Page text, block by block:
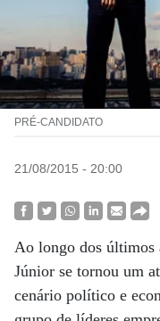
PRÉ-CANDIDATO
21/08/2015 - 20:00
Ao longo dos últimos
Júnior se tornou um
cenário político e